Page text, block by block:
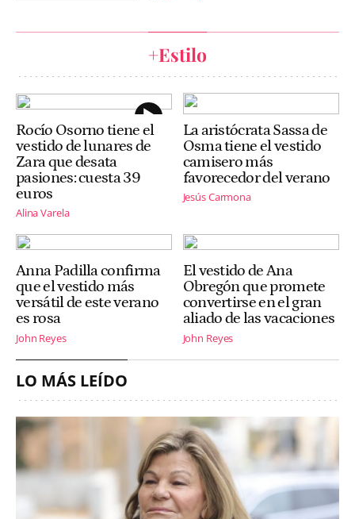
+Estilo
Rocío Osorno tiene el
vestido de lunares de
Zara que desata
pasiones: cuesta 39
euros
Alina Varela
La aristócrata Sassa de
Osma tiene el vestido
camisero más
favorecedor del verano
Jesús Carmona
Anna Padilla confirma
que el vestido más
versátil de este verano
es rosa
John Reyes
El vestido de Ana
Obregón que promete
convertirse en el gran
aliado de las vacaciones
John Reyes
LO MÁS LEÍDO